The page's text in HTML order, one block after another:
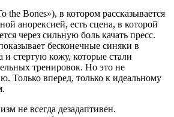
the Bones»), в котором рассказывается
анорексией, есть сцена, в которой
через сильную боль качать пресс.
бесконечные синяки в
и стертую кожу, которые стали
тренировок. Но это не
Только вперед, только к идеальному
не всегда дезадаптивен.